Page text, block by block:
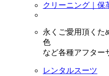
クリーニング｜保
永くご愛用頂くた
色
など各種アフター
レンタルスーツ